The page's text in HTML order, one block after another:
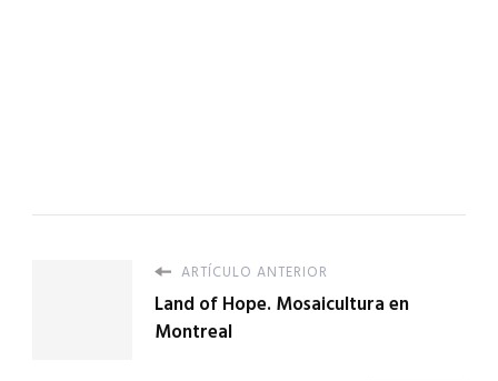
ARTÍCULO ANTERIOR
Land of Hope. Mosaicultura en
Montreal